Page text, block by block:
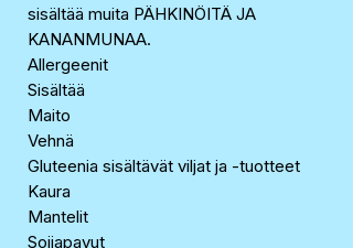
sisältää muita PÄHKINÖITÄ JA
KANANMUNAA.
Allergeenit
Sisältää
Maito
Vehnä
Gluteenia sisältävät viljat ja -tuotteet
Kaura
Mantelit
Soijapavut